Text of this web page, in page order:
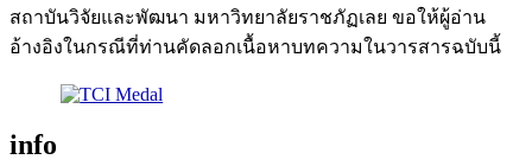
สถาบันวิจัยและพัฒนา มหาวิทยาลัยราชภัฏเลย ขอให้ผู้อ่าน
อ้างอิงในกรณีที่ท่านคัดลอกเนื้อหาบทความในวารสารฉบับนี้
info